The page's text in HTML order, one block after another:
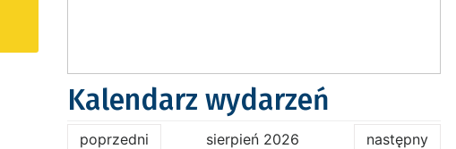
Kalendarz wydarzeń
poprzedni sierpień 2026 następny